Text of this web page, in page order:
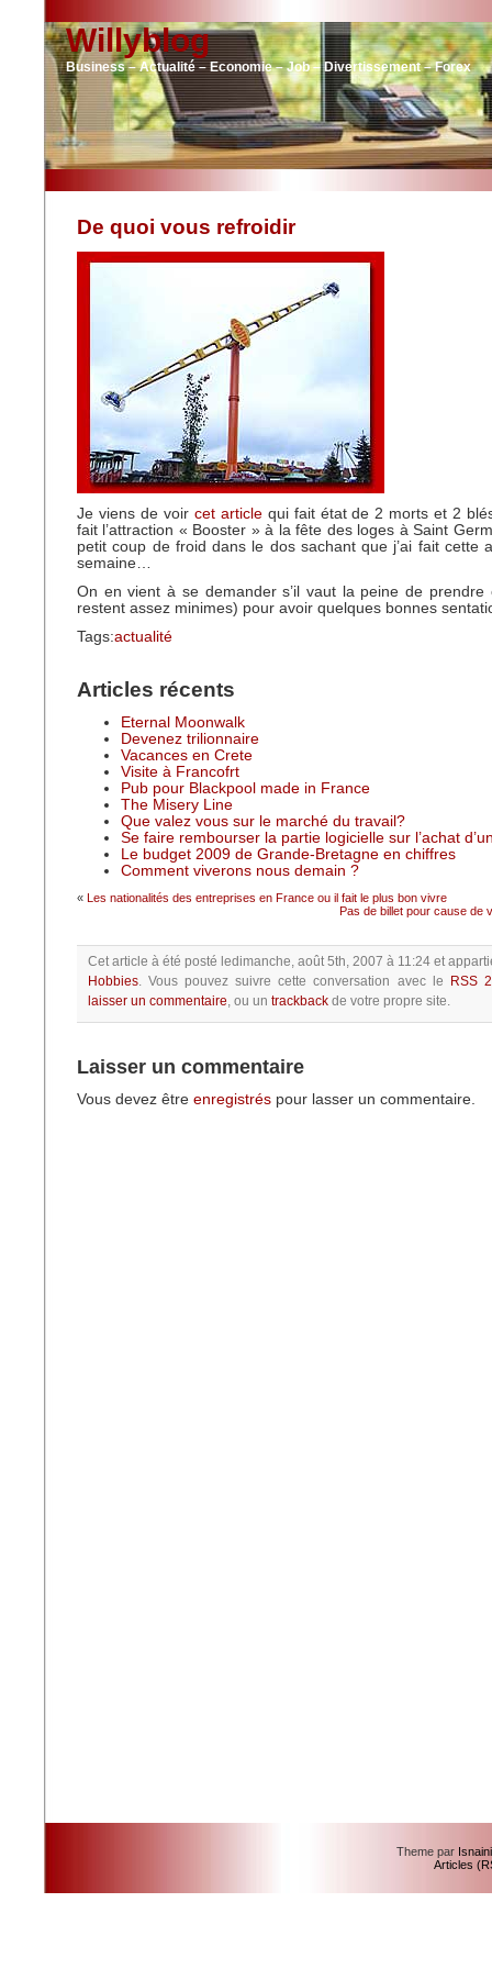
Willyblog
Business – Actualité – Economie – Job – Divertissement – Forex
De quoi vous refroidir
Je viens de voir cet articlequi fait état de 2 morts et 2
fait l’attraction « Booster » à la fête des loges à Saint
petit coup de froid dans le dos sachant que j’ai fait cette
semaine…
On en vient à se demander s’il vaut la peine de prendre
restent assez minimes) pour avoir quelques bonnes
Tags:actualité
Articles récents
Eternal Moonwalk
Devenez trilionnaire
Vacances en Crete
Visite à Francofrt
Pub pour Blackpool made in France
The Misery Line
Que valez vous sur le marché du travail?
Se faire rembourser la partie logicielle sur l’achat
Le budget 2009 de Grande-Bretagne en chiffres
Comment viverons nous demain ?
« Les nationalités des entreprises en France ou il fait le plus bon vivre
Pas de billet pour cause de
Cet article à été posté ledimanche, août 5th, 2007 à 11:24 et
Hobbies.Vous pouvez suivre cette conversation avec le
RSS
laisser un commentaire, ou un trackback de votre propre site.
Laisser un commentaire
Vous devez être enregistrés pour lasser un commentaire.
Theme par
Articles